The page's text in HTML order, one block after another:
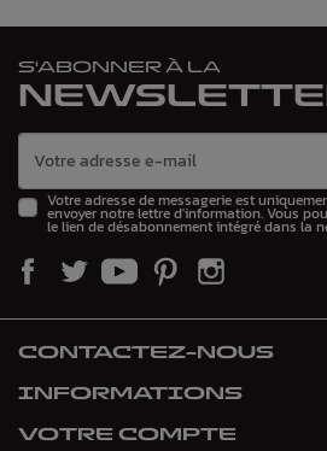
S'ABONNER À LA
Votre adresse de messagerie est
envoyer notre lettre d'information. Vous
le lien de désabonnement intégré dans la
CONTACTEZ-NOUS
INFORMATIONS
VOTRE COMPTE